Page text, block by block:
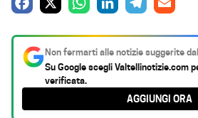
c
e
b
o
t
s
A
k
e
d
e
g
r
a
i
l
Non fermarti alle notizie suggerite
Su Google scegliValtellinotizie.com
verificata.
AGGIUNGI ORA